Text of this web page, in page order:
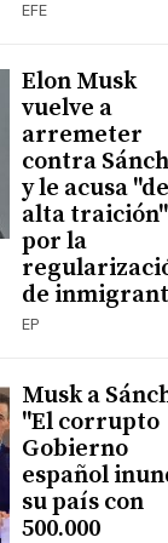
EFE
Elon Musk
vuelve a
arremeter
contra
y le acusa "de
alta traición"
por la
de
EP
Musk a
"El corrupto
Gobierno
español
su país con
500.000